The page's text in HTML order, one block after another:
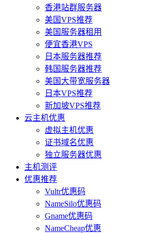
香港站群服务器
美国VPS推荐
美国服务器租用
便宜香港VPS
日本服务器推荐
韩国服务器推荐
美国大带宽服务器
日本VPS推荐
新加坡VPS推荐
云主机优惠
虚拟主机优惠
证书域名优惠
独立服务器优惠
主机测评
优惠推荐
Vultr优惠码
NameSilo优惠码
Gname优惠码
NameCheap优惠